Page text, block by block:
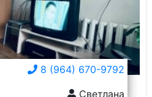
8 (964) 670-9792
Светлана